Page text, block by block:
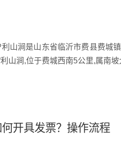
山涧是山东省临沂市费县费城
山涧,位于费城西南5公里,属南
开具发票？操作流程